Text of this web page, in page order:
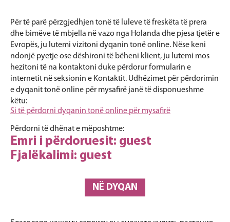
Për të parë përzgjedhjen tonë të luleve të freskëta të prera
dhe bimëve të mbjella në vazo nga Holanda dhe pjesa tjetër e
Evropës, ju lutemi vizitoni dyqanin tonë online. Nëse keni
ndonjë pyetje ose dëshironi të bëheni klient, ju lutemi mos
hezitoni të na kontaktoni duke përdorur formularin e
internetit në seksionin e Kontaktit. Udhëzimet për përdorimin
e dyqanit tonë online për mysafirë janë të disponueshme
këtu:
Si të përdorni dyqanin tonë online për mysafirë
Përdorni të dhënat e mëposhtme:
Emri i përdoruesit: guest
Fjalëkalimi: guest
NË DYQAN